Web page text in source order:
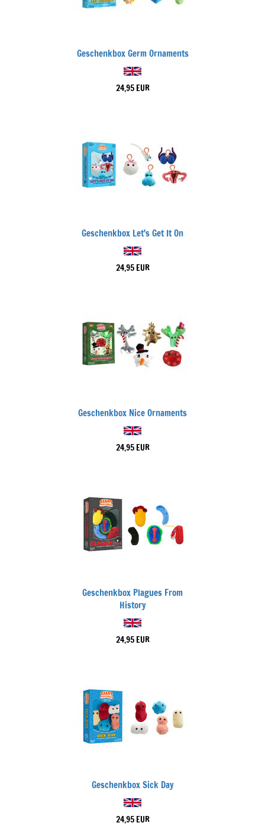
Geschenkbox Germ Ornaments
24,95 EUR
Geschenkbox Let's Get It On
24,95 EUR
Geschenkbox Nice Ornaments
24,95 EUR
Geschenkbox Plagues From
History
24,95 EUR
Geschenkbox Sick Day
24,95 EUR